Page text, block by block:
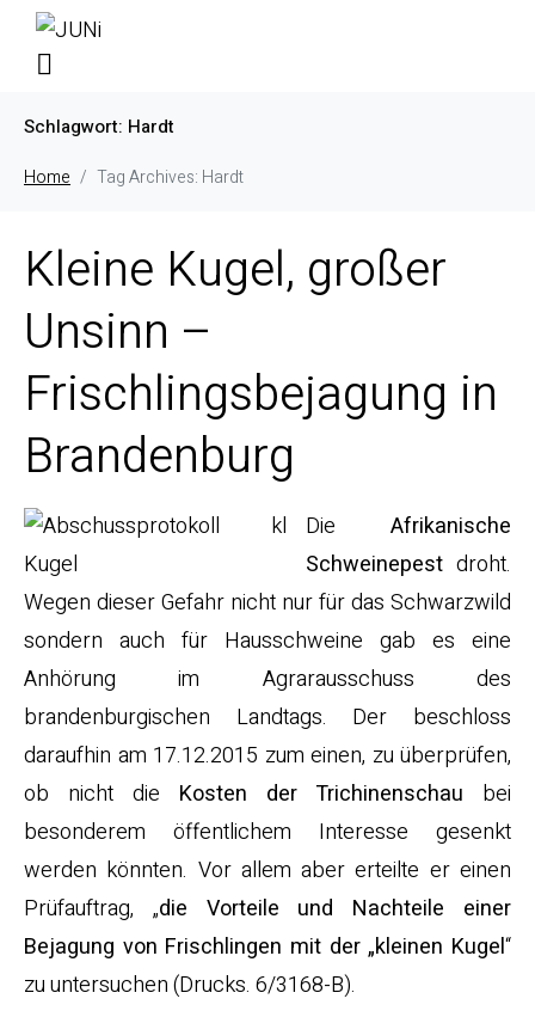
Schlagwort: Hardt
Home Tag Archives: Hardt
Kleine Kugel, großer
Unsinn –
Frischlingsbejagung in
Brandenburg
Die Afrikanische
Schweinepest droht.
Wegen dieser Gefahr nicht nur für das Schwarzwild
sondern auch für Hausschweine gab es eine
Anhörung im Agrarausschuss des
brandenburgischen Landtags. Der beschloss
daraufhin am 17.12.2015 zum einen, zu überprüfen,
ob nicht die Kosten der Trichinenschau bei
besonderem öffentlichem Interesse gesenkt
werden könnten. Vor allem aber erteilte er einen
Prüfauftrag, „die Vorteile und Nachteile einer
Bejagung von Frischlingen mit der „kleinen Kugel“
zu untersuchen (Drucks. 6/3168-B).